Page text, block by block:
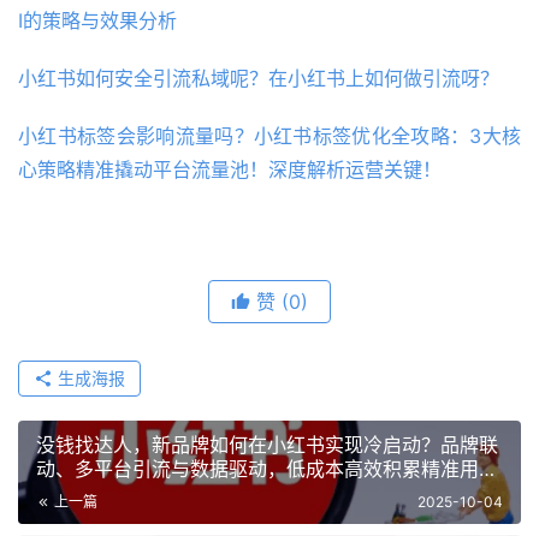
I的策略与效果分析
小红书如何安全引流私域呢？在小红书上如何做引流呀？
小红书标签会影响流量吗？小红书标签优化全攻略：3大核
心策略精准撬动平台流量池！深度解析运营关键！
赞 (0)
生成海报
没钱找达人，新品牌如何在小红书实现冷启动？品牌联
动、多平台引流与数据驱动，低成本高效积累精准用
户！
上一篇 2025-10-04